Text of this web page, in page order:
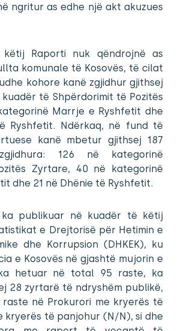
ngritur as edhe një akt akuzues
Raporti nuk qëndrojnë as
komunale të Kosovës, të cilat
kohore kanë zgjidhur gjithsej
të Shpërdorimit të Pozitës
Marrje e Ryshfetit dhe
Ryshfetit. Ndërkaq, në fund të
kanë mbetur gjithsej 187
126 në kategorinë
Zyrtare, 40 në kategorinë
dhe 21 në Dhënie të Ryshfetit.
ka publikuar në kuadër të këtij
e Drejtorisë për Hetimin e
dhe Korrupsion (DHKEK), ku
e Kosovës në gjashtë mujorin e
hetuar në total 95 raste, ka
28 zyrtarë të ndryshëm publikë,
në Prokurori me kryerës të
kryerës të panjohur (N/N), si dhe